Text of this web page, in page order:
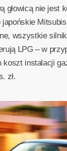
głowicą nie jest
japońskie
wszystkie
LPG – w
instalacji
zł.